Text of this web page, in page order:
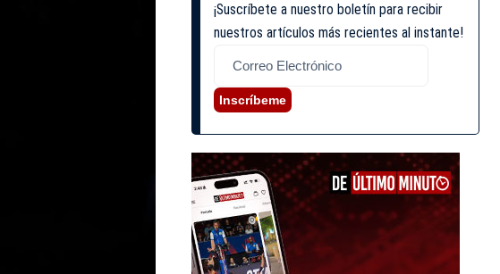
¡Suscríbete a nuestro boletín para recibir
nuestros artículos más recientes al instante!
Inscríbeme